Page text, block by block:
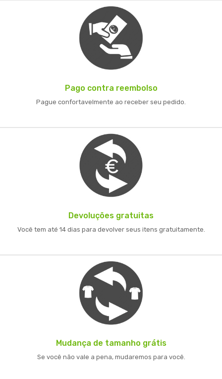
Pago contra reembolso
Pague confortavelmente ao receber seu pedido.
Devoluções gratuitas
Você tem até 14 dias para devolver seus itens gratuitamente.
Mudança de tamanho grátis
Se você não vale a pena, mudaremos para você.